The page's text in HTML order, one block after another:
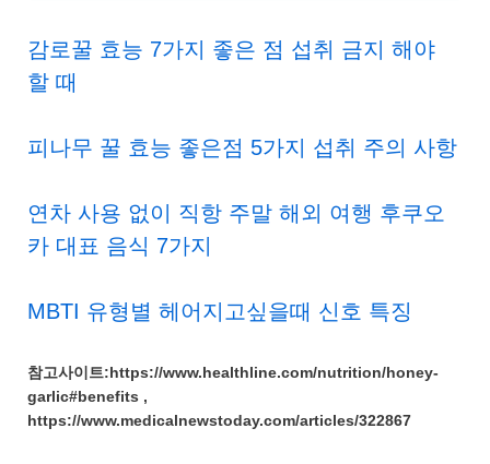
감로꿀 효능 7가지 좋은 점 섭취 금지 해야
할 때
피나무 꿀 효능 좋은점 5가지 섭취 주의 사항
연차 사용 없이 직항 주말 해외 여행 후쿠오
카 대표 음식 7가지
MBTI 유형별 헤어지고싶을때 신호 특징
참고사이트:https://www.healthline.com/nutrition/honey-
garlic#benefits ,
https://www.medicalnewstoday.com/articles/322867